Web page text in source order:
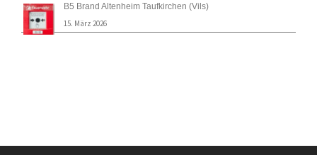
B5 Brand Altenheim Taufkirchen (Vils)
15. März 2026